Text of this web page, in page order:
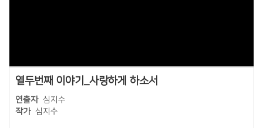
열두번째 이야기_사랑하게 하소서
연출자 심지수
작가 심지수